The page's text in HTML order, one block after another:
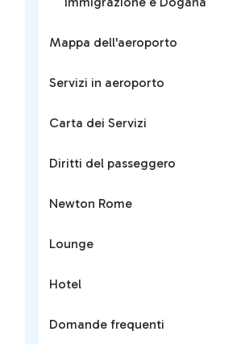
Mappa dell'aeroporto
Servizi in aeroporto
Carta dei Servizi
Diritti del passeggero
Newton Rome
Lounge
Hotel
Domande frequenti